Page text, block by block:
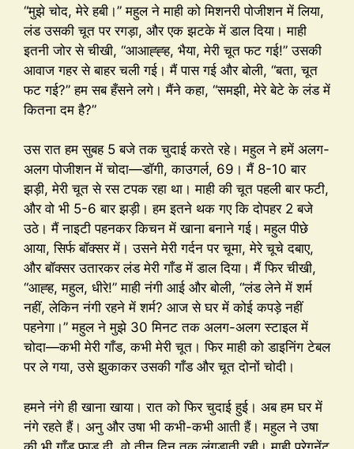
“मुझे चोद, मेरे हबी।” महुल ने माही को मिशनरी पोजीशन में लिया,
लंड उसकी चूत पर रगड़ा, और एक झटके में डाल दिया। माही
इतनी जोर से चीखी, “आआह्ह्ह, भैया, मेरी चूत फट गई!” उसकी
आवाज गहर से बाहर चली गई। मैं पास गई और बोली, “बता, चूत
फट गई?” हम सब हँसने लगे। मैंने कहा, “समझी, मेरे बेटे के लंड में
कितना दम है?”
उस रात हम सुबह 5 बजे तक चुदाई करते रहे। महुल ने हमें अलग-
अलग पोजीशन में चोदा—डॉगी, काउगर्ल, 69। मैं 8-10 बार
झड़ी, मेरी चूत से रस टपक रहा था। माही की चूत पहली बार फटी,
और वो भी 5-6 बार झड़ी। हम इतने थक गए कि दोपहर 2 बजे
उठे। मैं नाइटी पहनकर किचन में खाना बनाने गई। महुल पीछे
आया, सिर्फ बॉक्सर में। उसने मेरी गर्दन पर चूमा, मेरे चूचे दबाए,
और बॉक्सर उतारकर लंड मेरी गाँड में डाल दिया। मैं फिर चीखी,
“आह्ह, महुल, धीरे!” माही नंगी आई और बोली, “लंड लेने में शर्म
नहीं, लेकिन नंगी रहने में शर्म? आज से घर में कोई कपड़े नहीं
पहनेगा।” महुल ने मुझे 30 मिनट तक अलग-अलग स्टाइल में
चोदा—कभी मेरी गाँड, कभी मेरी चूत। फिर माही को डाइनिंग टेबल
पर ले गया, उसे झुकाकर उसकी गाँड और चूत दोनों चोदी।
हमने नंगे ही खाना खाया। रात को फिर चुदाई हुई। अब हम घर में
नंगे रहते हैं। अनु और उषा भी कभी-कभी आती हैं। महुल ने उषा